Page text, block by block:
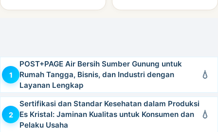
POST+PAGE Air Bersih Sumber Gunung untuk
Rumah Tangga, Bisnis, dan Industri dengan
Layanan Lengkap
Sertifikasi dan Standar Kesehatan dalam Produksi
Es Kristal: Jaminan Kualitas untuk Konsumen dan
Pelaku Usaha